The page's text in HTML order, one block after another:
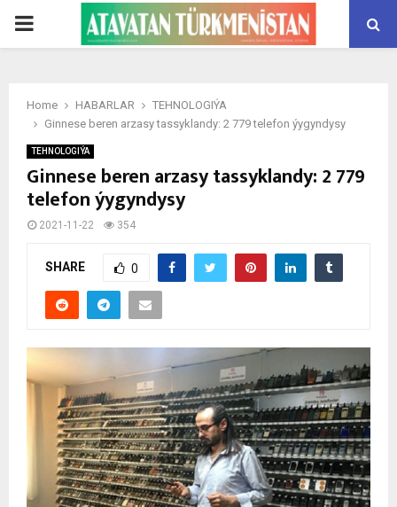
PRIMARY
Home HABARLAR
TEHNOLOGIÝA
Ginnese beren arzasy tassyklandy: 2 779 telefon ýygyndysy
TEHNOLOGIÝA
Ginnese beren arzasy tassyklandy: 2 779
telefon ýygyndysy
2021-11-22 354
SHARE 0